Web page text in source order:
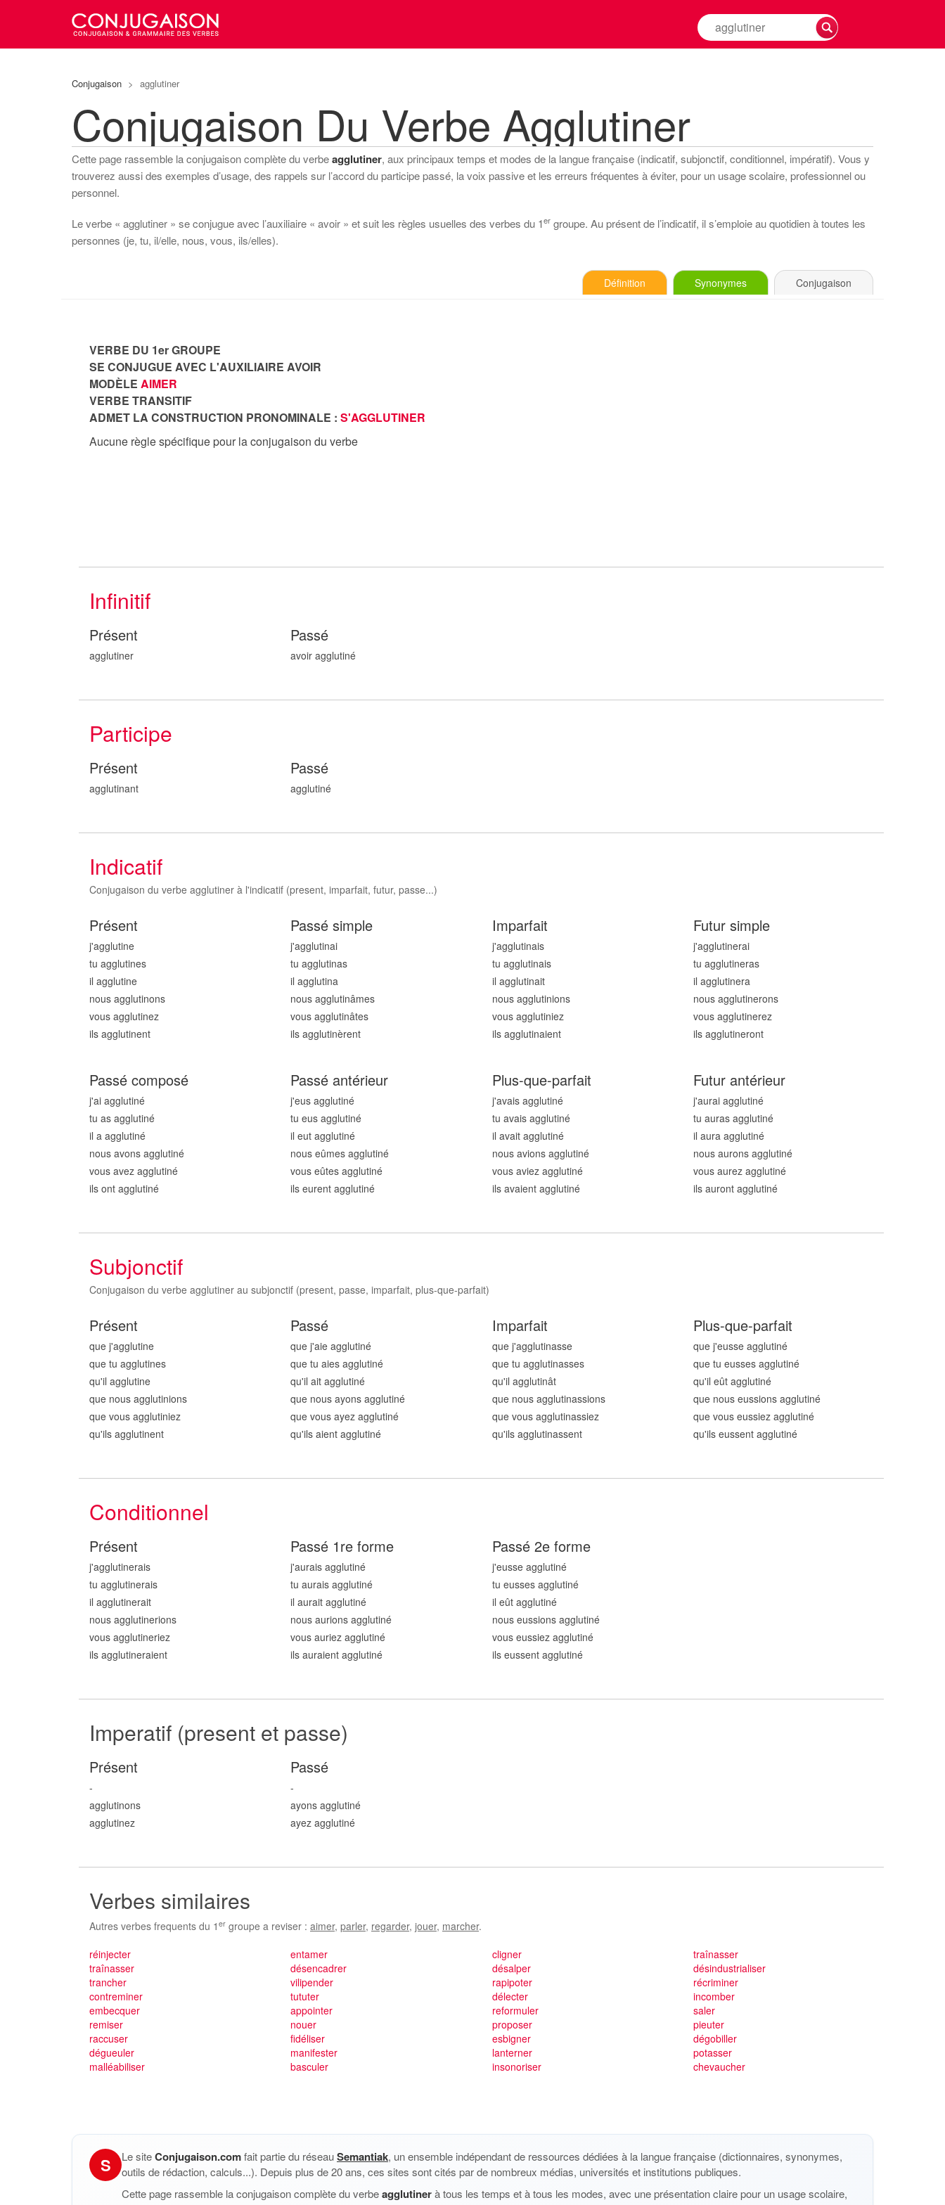
Rechercher
la
Conjugaison > agglutiner
Conjugaison Du Verbe Agglutiner
Cette page rassemble la conjugaison complète du verbeagglutiner, aux principaux temps et modes de la langue française (indicatif, subjonctif, conditionnel, impératif). Vous y
trouverez aussi des exemples d’usage, des rappels sur l’accord du participe passé, la voix passive et les erreurs fréquentes à éviter, pour un usage scolaire, professionnel ou
personnel.
Le verbe « agglutiner » se conjugue avec l’auxiliaire « avoir » et suit les règles usuelles des verbes du 1er groupe. Au présent de l’indicatif, il s’emploie au quotidien à toutes les
personnes (je, tu, il/elle, nous, vous, ils/elles).
Définition Synonymes Conjugaison
VERBE DU 1er GROUPE
SE CONJUGUE AVEC L'AUXILIAIRE AVOIR
MODÈLE AIMER
VERBE TRANSITIF
ADMET LA CONSTRUCTION PRONOMINALE : S'AGGLUTINER
Aucune règle spécifique pour la conjugaison du verbe
Infinitif
Présent
agglutiner
Passé
avoir agglutiné
Participe
Présent
agglutinant
Passé
agglutiné
Indicatif
Conjugaison du verbe agglutiner à l'indicatif (present, imparfait, futur, passe...)
Présent
j'agglutine
tu agglutines
il agglutine
nous agglutinons
vous agglutinez
ils agglutinent
Passé simple
j'agglutinai
tu agglutinas
il agglutina
nous agglutinâmes
vous agglutinâtes
ils agglutinèrent
Imparfait
j'agglutinais
tu agglutinais
il agglutinait
nous agglutinions
vous agglutiniez
ils agglutinaient
Futur simple
j'agglutinerai
tu agglutineras
il agglutinera
nous agglutinerons
vous agglutinerez
ils agglutineront
Passé composé
j'ai agglutiné
tu as agglutiné
il a agglutiné
nous avons agglutiné
vous avez agglutiné
ils ont agglutiné
Passé antérieur
j'eus agglutiné
tu eus agglutiné
il eut agglutiné
nous eûmes agglutiné
vous eûtes agglutiné
ils eurent agglutiné
Plus-que-parfait
j'avais agglutiné
tu avais agglutiné
il avait agglutiné
nous avions agglutiné
vous aviez agglutiné
ils avaient agglutiné
Futur antérieur
j'aurai agglutiné
tu auras agglutiné
il aura agglutiné
nous aurons agglutiné
vous aurez agglutiné
ils auront agglutiné
Subjonctif
Conjugaison du verbe agglutiner au subjonctif (present, passe, imparfait, plus-que-parfait)
Présent
que j'agglutine
que tu agglutines
qu'il agglutine
que nous agglutinions
que vous agglutiniez
qu'ils agglutinent
Passé
que j'aie agglutiné
que tu aies agglutiné
qu'il ait agglutiné
que nous ayons agglutiné
que vous ayez agglutiné
qu'ils aient agglutiné
Imparfait
que j'agglutinasse
que tu agglutinasses
qu'il agglutinât
que nous agglutinassions
que vous agglutinassiez
qu'ils agglutinassent
Plus-que-parfait
que j'eusse agglutiné
que tu eusses agglutiné
qu'il eût agglutiné
que nous eussions agglutiné
que vous eussiez agglutiné
qu'ils eussent agglutiné
Conditionnel
Présent
j'agglutinerais
tu agglutinerais
il agglutinerait
nous agglutinerions
vous agglutineriez
ils agglutineraient
Passé 1re forme
j'aurais agglutiné
tu aurais agglutiné
il aurait agglutiné
nous aurions agglutiné
vous auriez agglutiné
ils auraient agglutiné
Passé 2e forme
j'eusse agglutiné
tu eusses agglutiné
il eût agglutiné
nous eussions agglutiné
vous eussiez agglutiné
ils eussent agglutiné
Imperatif (present et passe)
Présent
-
agglutinons
agglutinez
Passé
-
ayons agglutiné
ayez agglutiné
Verbes similaires
Autres verbes frequents du 1 er groupe a reviser : aimer, parler, regarder, jouer, marcher.
réinjecter
traînasser
trancher
contreminer
embecquer
remiser
raccuser
dégueuler
malléabiliser
entamer
désencadrer
vilipender
tututer
appointer
nouer
fidéliser
manifester
basculer
cligner
désalper
rapipoter
délecter
reformuler
proposer
esbigner
lanterner
insonoriser
traînasser
désindustrialiser
récriminer
incomber
saler
pieuter
dégobiller
potasser
chevaucher
S Le siteConjugaison.comfait partie du réseauSemantiak, un ensemble indépendant de ressources dédiées à la langue française (dictionnaires, synonymes,
outils de rédaction, calculs...). Depuis plus de 20 ans, ces sites sont cités par de nombreux médias, universités et institutions publiques.
Cette page rassemble la conjugaison complète du verbeagglutinerà tous les temps et à tous les modes, avec une présentation claire pour un usage scolaire,